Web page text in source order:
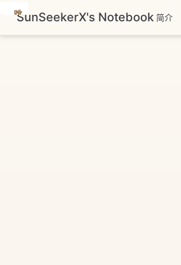
跳
SunSeekerX's Notebook 简介